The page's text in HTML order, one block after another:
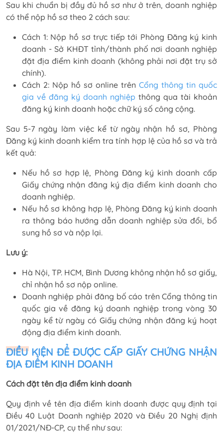
Sau khi chuẩn bị đầy đủ hồ sơ như ở trên, doanh nghiệp
có thể nộp hồ sơ theo 2 cách sau:
Cách 1: Nộp hồ sơ trực tiếp tới Phòng Đăng ký kinh
doanh - Sở KHĐT tỉnh/thành phố nơi doanh nghiệp
đặt địa điểm kinh doanh (không phải nơi đặt trụ sở
chính).
Cách 2: Nộp hồ sơ online trên Cổng thông tin quốc
gia về đăng ký doanh nghiệp thông qua tài khoản
đăng ký kinh doanh hoặc chữ ký số công cộng.
Sau 5-7 ngày làm việc kể từ ngày nhận hồ sơ, Phòng
Đăng ký kinh doanh kiểm tra tính hợp lệ của hồ sơ và trả
kết quả:
Nếu hồ sơ hợp lệ, Phòng Đăng ký kinh doanh cấp
Giấy chứng nhận đăng ký địa điểm kinh doanh cho
doanh nghiệp.
Nếu hồ sơ không hợp lệ, Phòng Đăng ký kinh doanh
ra thông báo hướng dẫn doanh nghiệp sửa đổi, bổ
sung hồ sơ và nộp lại.
Lưu ý:
Hà Nội, TP. HCM, Bình Dương không nhận hồ sơ giấy,
chỉ nhận hồ sơ nộp online.
Doanh nghiệp phải đăng bố cáo trên Cổng thông tin
quốc gia về đăng ký doanh nghiệp trong vòng 30
ngày kể từ ngày có Giấy chứng nhận đăng ký hoạt
động địa điểm kinh doanh.
ĐIỀU KIỆN ĐỂ ĐƯỢC CẤP GIẤY CHỨNG NHẬN
ĐỊA ĐIỂM KINH DOANH
Cách đặt tên địa điểm kinh doanh
Quy định về tên địa điểm kinh doanh được quy định tại
Điều 40 Luật Doanh nghiệp 2020 và Điều 20 Nghị định
01/2021/NĐ-CP, cụ thể như sau: